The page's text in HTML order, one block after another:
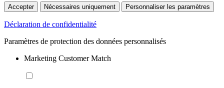
Accepter Nécessaires uniquement Personnaliser les paramètres
Déclaration de confidentialité
Paramètres de protection des données personnalisés
Marketing Customer Match